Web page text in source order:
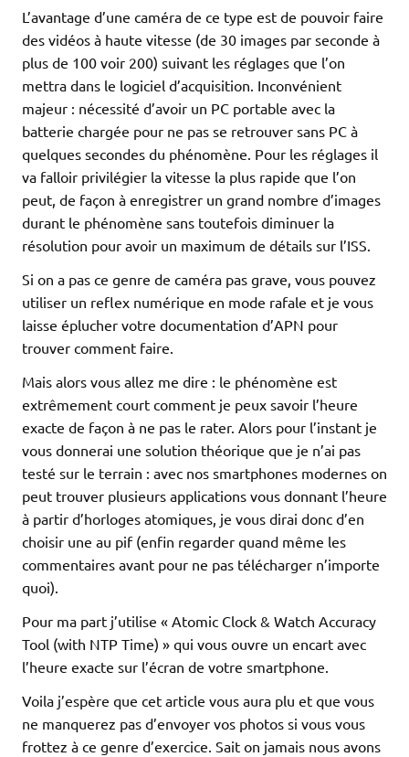
L’avantage d’une caméra de ce type est de pouvoir faire
des vidéos à haute vitesse (de 30 images par seconde à
plus de 100 voir 200) suivant les réglages que l’on
mettra dans le logiciel d’acquisition. Inconvénient
majeur : nécessité d’avoir un PC portable avec la
batterie chargée pour ne pas se retrouver sans PC à
quelques secondes du phénomène. Pour les réglages il
va falloir privilégier la vitesse la plus rapide que l’on
peut, de façon à enregistrer un grand nombre d’images
durant le phénomène sans toutefois diminuer la
résolution pour avoir un maximum de détails sur l’ISS.
Si on a pas ce genre de caméra pas grave, vous pouvez
utiliser un reflex numérique en mode rafale et je vous
laisse éplucher votre documentation d’APN pour
trouver comment faire.
Mais alors vous allez me dire : le phénomène est
extrêmement court comment je peux savoir l’heure
exacte de façon à ne pas le rater. Alors pour l’instant je
vous donnerai une solution théorique que je n’ai pas
testé sur le terrain : avec nos smartphones modernes on
peut trouver plusieurs applications vous donnant l’heure
à partir d’horloges atomiques, je vous dirai donc d’en
choisir une au pif (enfin regarder quand même les
commentaires avant pour ne pas télécharger n’importe
quoi).
Pour ma part j’utilise « Atomic Clock & Watch Accuracy
Tool (with NTP Time) » qui vous ouvre un encart avec
l’heure exacte sur l’écran de votre smartphone.
Voila j’espère que cet article vous aura plu et que vous
ne manquerez pas d’envoyer vos photos si vous vous
frottez à ce genre d’exercice. Sait on jamais nous avons